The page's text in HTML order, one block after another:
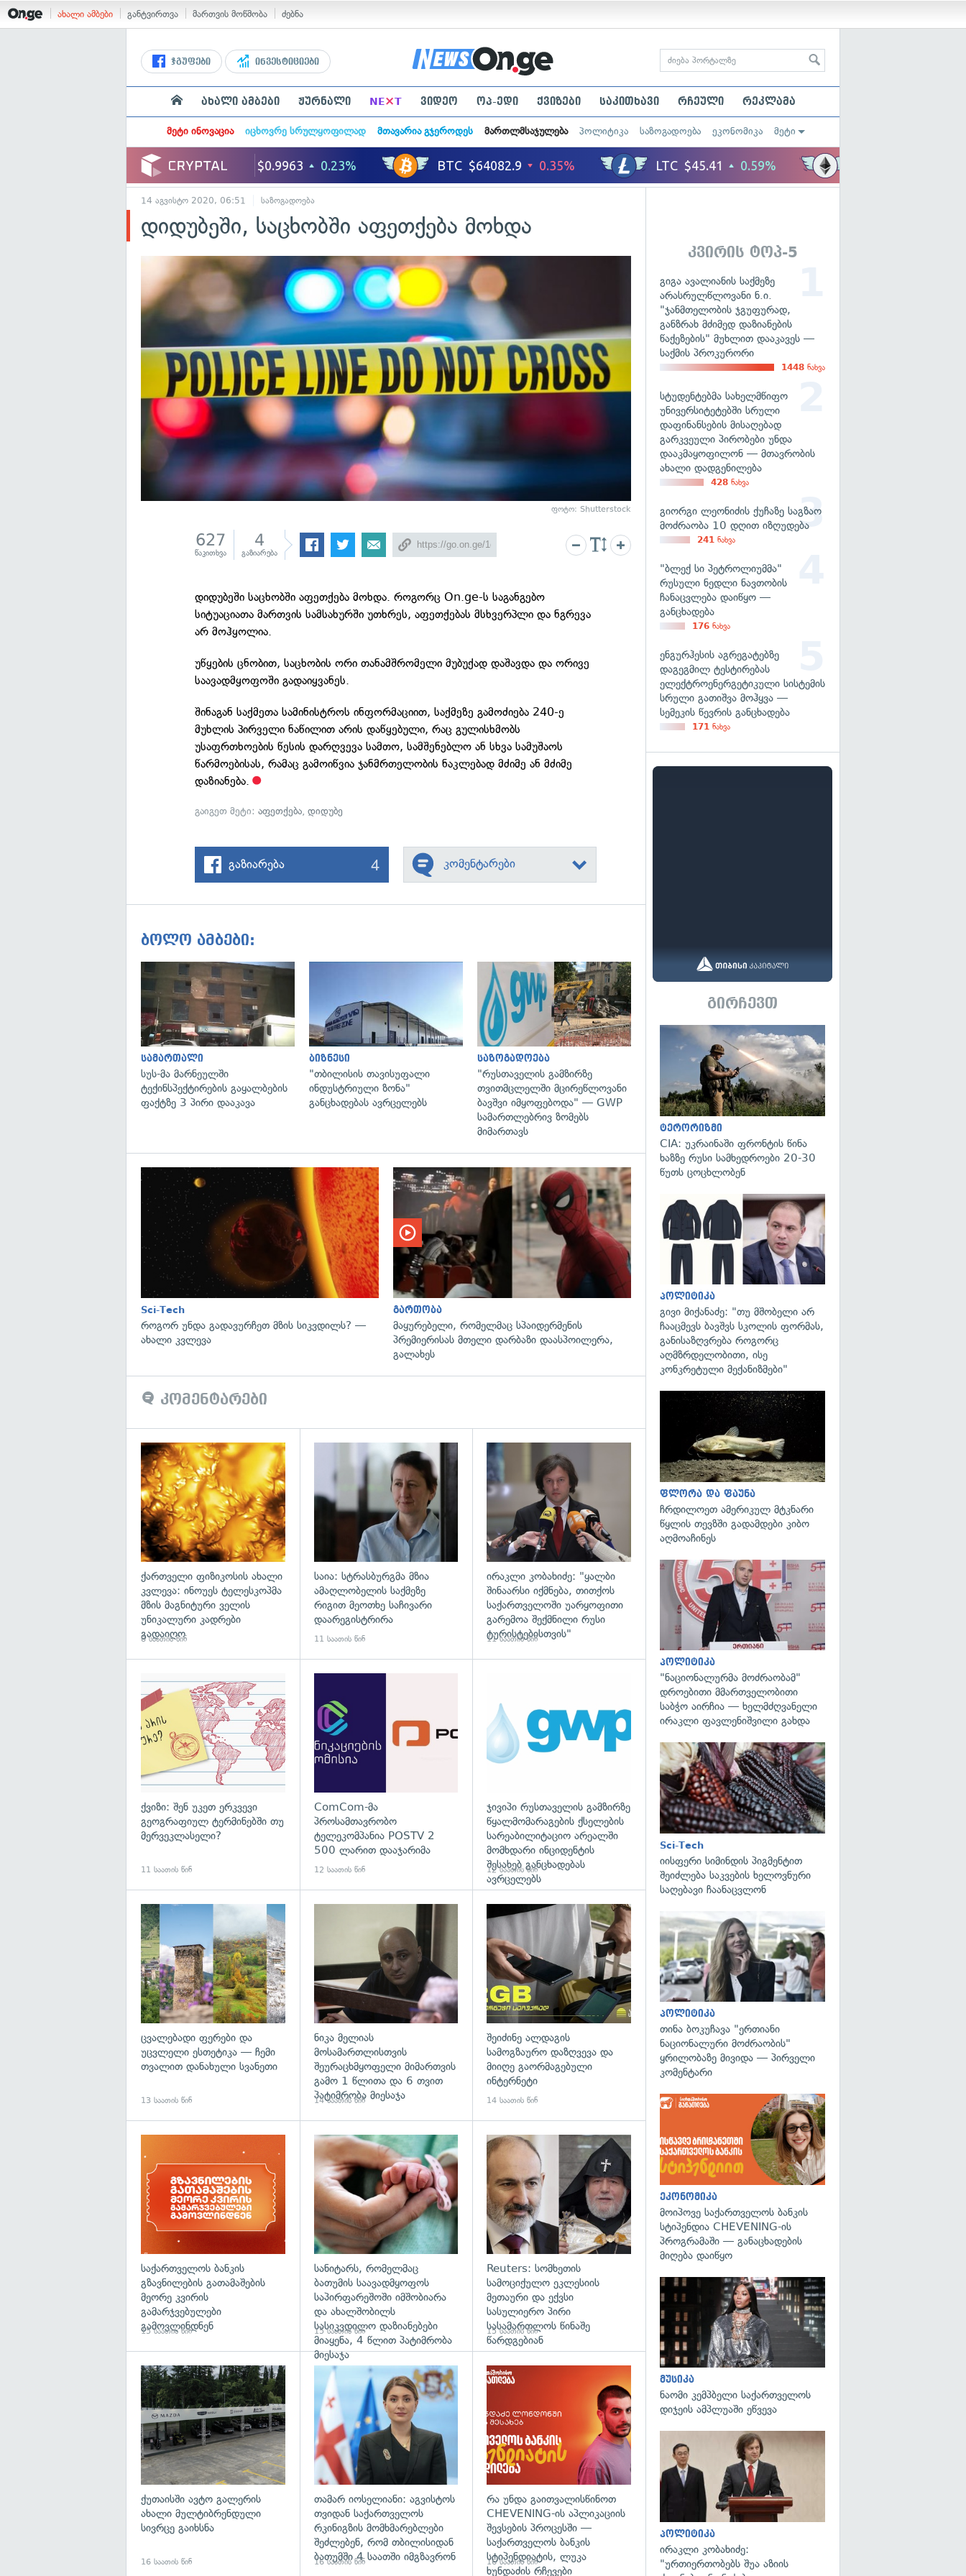
ახალი ამბები განტვირთვა მართვის მოწმობა ძებნა
ჯგუფები ინვესტიციები
ახალი ამბები ჟურნალი NE×T ვიდეო ოპ-ედი ქვიზები საკითხავი რჩეული რეკლამა
მეტი ინოვაცია იცხოვრე სრულყოფილად მთავარია გჯეროდეს მართლმსაჯულება პოლიტიკა საზოგადოება ეკონომიკა მეტი
14 აგვისტო 2020, 06:51 საზოგადოება
დიდუბეში, საცხობში აფეთქება მოხდა
ფოტო: Shutterstock
627
წაკითხვა
4
გაზიარება
დიდუბეში საცხობში აფეთქება მოხდა. როგორც On.ge-ს საგანგებო
სიტუაციათა მართვის სამსახურში უთხრეს, აფეთქებას მსხვერპლი და ნგრევა
არ მოჰყოლია.
უწყების ცნობით, საცხობის ორი თანამშრომელი მუბუქად დაშავდა და ორივე
საავადმყოფოში გადაიყვანეს.
შინაგან საქმეთა სამინისტროს ინფორმაციით, საქმეზე გამოძიება 240-ე
მუხლის პირველი ნაწილით არის დაწყებული, რაც გულისხმობს
უსაფრთხოების წესის დარღვევა სამთო, სამშენებლო ან სხვა სამუშაოს
წარმოებისას, რამაც გამოიწვია ჯანმრთელობის ნაკლებად მძიმე ან მძიმე
დაზიანება.
გაიგეთ მეტი:აფეთქება,დიდუბე
გაზიარება 4 კომენტარები
ბოლო ამბები:
სამართალი
სუს-მა მარნეულში
ტექინსპექტირების გაყალბების
ფაქტზე 3 პირი დააკავა
გადახედვა
ბიზნესი
"თბილისის თავისუფალი
ინდუსტრიული ზონა"
განცხადებას ავრცელებს
საზოგადოება
"რუსთაველის გამზირზე
თვითმცლელში მცირეწლოვანი
ბავშვი იმყოფებოდა" — GWP
სამართლებრივ ზომებს
მიმართავს
გადახედვა
Sci-Tech
როგორ უნდა გადავურჩეთ მზის სიკვდილს? —
ახალი კვლევა
გართობა
მაყურებელი, რომელმაც სპაიდერმენის
პრემიერისას მთელი დარბაზი დაასპოილერა,
გალახეს
კომენტარები
ქართველი ფიზიკოსის ახალი
კვლევა: ინოუეს ტელესკოპმა
მზის მაგნიტური ველის
უნიკალური კადრები
გადაიღო
8 საათის წინ
გადახედვა
საია: სტრასბურგმა მზია
ამაღლობელის საქმეზე
რიგით მეოთხე საჩივარი
დაარეგისტრირა
11 საათის წინ
გადახედვა
ირაკლი კობახიძე: "ყალბი
შინაარსი იქმნება, თითქოს
საქართველოში უარყოფითი
გარემოა შექმნილი რუსი
ტურისტებისთვის"
11 საათის წინ
ქვიზი: შენ უკეთ ერკვევი
გეოგრაფიულ ტერმინებში თუ
მერვეკლასელი?
11 საათის წინ
ComCom-მა
პროსამთავრობო
ტელეკომპანია POSTV 2
500 ლარით დააჯარიმა
12 საათის წინ
ჯივიპი რუსთაველის გამზირზე
წყალმომარაგების ქსელების
სარეაბილიტაციო არეალში
მომხდარი ინციდენტის
შესახებ განცხადებას
ავრცელებს
12 საათის წინ
ცვალებადი ფერები და
უცვლელი ესთეტიკა — ჩემი
თვალით დანახული სვანეთი
13 საათის წინ
გადახედვა
ნიკა მელიას
მოსამართლისთვის
შეურაცხმყოფელი მიმართვის
გამო 1 წლითა და 6 თვით
პატიმრობა მიესაჯა
14 საათის წინ
შეიძინე ალდაგის
სამოგზაურო დაზღვევა და
მიიღე გაორმაგებული
ინტერნეტი
14 საათის წინ
საქართველოს ბანკის
გზავნილების გათამაშების
მეორე კვირის
გამარჯვებულები
გამოვლინდნენ
15 საათის წინ
გადახედვა
სანიტარს, რომელმაც
ბათუმის საავადმყოფოს
საპირფარეშოში იმშობიარა
და ახალშობილს
სასიკვდილო დაზიანებები
მიაყენა, 4 წლით პატიმრობა
მიესაჯა
15 საათის წინ
გადახედვა
Reuters: სომხეთის
სამოციქულო ეკლესიის
მეთაური და ექვსი
სასულიერო პირი
სასამართლოს წინაშე
წარდგებიან
15 საათის წინ
ქუთაისში ავტო გალერის
ახალი მულტიბრენდული
სივრცე გაიხსნა
16 საათის წინ
გადახედვა
თამარ იოსელიანი: აგვისტოს
თვიდან საქართველოს
რკინიგზის მომხმარებლები
შეძლებენ, რომ თბილისიდან
ბათუმში 4 საათში იმგზავრონ
16 საათის წინ
რა უნდა გაითვალისწინოთ
CHEVENING-ის აპლიკაციის
შევსების პროცესში —
საქართველოს ბანკის
სტიპენდიატის, ლუკა
ხუნდაძის რჩევები
16 საათის წინ
კვირის ტოპ-5
გიგა ავალიანის საქმეზე
არასრულწლოვანი ნ.ი.
"ჯანმთელობის ჯგუფურად,
განზრახ მძიმედ დაზიანების
წაქეზების" მუხლით დააკავეს —
საქმის პროკურორი
1448 ნახვა
სტუდენტებმა სახელმწიფო
უნივერსიტეტებში სრული
დაფინანსების მისაღებად
გარკვეული პირობები უნდა
დააკმაყოფილონ — მთავრობის
ახალი დადგენილება
428 ნახვა
გიორგი ლეონიძის ქუჩაზე საგზაო
მოძრაობა 10 დღით იზღუდება
241 ნახვა
"ბლექ სი პეტროლიუმმა"
რუსული ნედლი ნავთობის
ჩანაცვლება დაიწყო —
განცხადება
176 ნახვა
ენგურჰესის აგრეგატებზე
დაგეგმილ ტესტირებას
ელექტროენერგეტიკული სისტემის
სრული გათიშვა მოჰყვა —
სემეკის წევრის განცხადება
171 ნახვა
გირჩევთ
ტერორიზმი
CIA: უკრაინაში ფრონტის წინა
ხაზზე რუსი სამხედროები 20-30
წუთს ცოცხლობენ
პოლიტიკა
გივი მიქანაძე: "თუ მშობელი არ
ჩააცმევს ბავშვს სკოლის ფორმას,
განისაზღვრება როგორც
აღმზრდელობითი, ისე
კონკრეტული მექანიზმები"
ფლორა და ფაუნა
ჩრდილოეთ ამერიკულ მტკნარი
წყლის თევზში გადამდები კიბო
აღმოაჩინეს
პოლიტიკა
"ნაციონალურმა მოძრაობამ"
დროებითი მმართველობითი
საბჭო აირჩია — ხელმძღვანელი
ირაკლი ფავლენიშვილი გახდა
Sci-Tech
იისფერი სიმინდის პიგმენტით
შეიძლება საკვების ხელოვნური
საღებავი ჩაანაცვლონ
პოლიტიკა
თინა ბოკუჩავა "ერთიანი
ნაციონალური მოძრაობის"
ყრილობაზე მივიდა — პირველი
კომენტარი
ეკონომიკა
მოიპოვე საქართველოს ბანკის
სტიპენდია CHEVENING-ის
პროგრამაში — განაცხადების
მიღება დაიწყო
მუსიკა
ნაომი კემპბელი საქართველოს
დიჯეის ამპლუაში ეწვევა
პოლიტიკა
ირაკლი კობახიძე:
"ურთიერთობებს შუა აზიის